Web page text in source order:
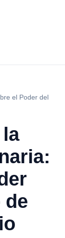
el Poder del
de